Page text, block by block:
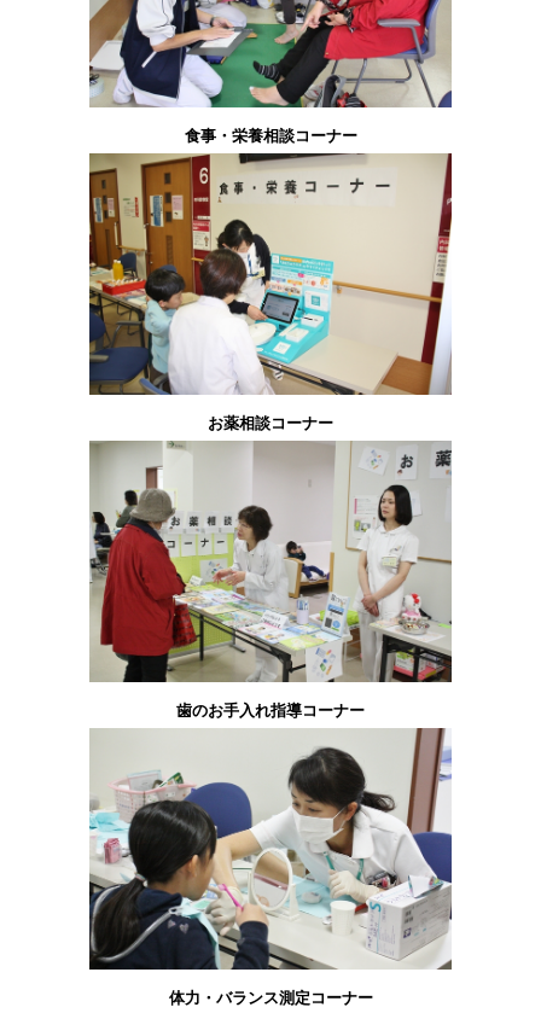
食事・栄養相談コーナー
お薬相談コーナー
歯のお手入れ指導コーナー
体力・バランス測定コーナー